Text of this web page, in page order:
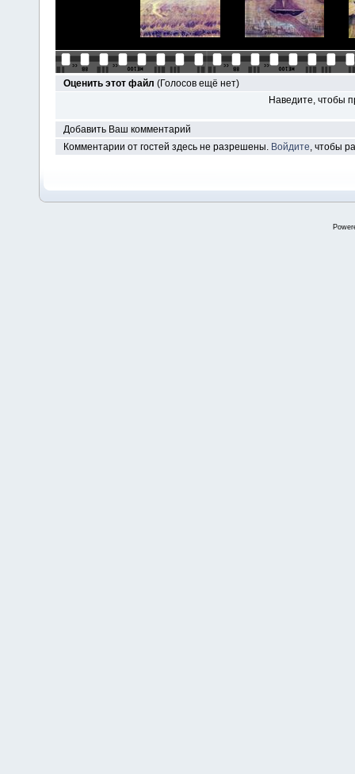
Оценить этот файл (Голосов ещё нет)
Наведите, чтобы
Добавить Ваш комментарий
Комментарии от гостей здесь не разрешены. Войдите, чтобы